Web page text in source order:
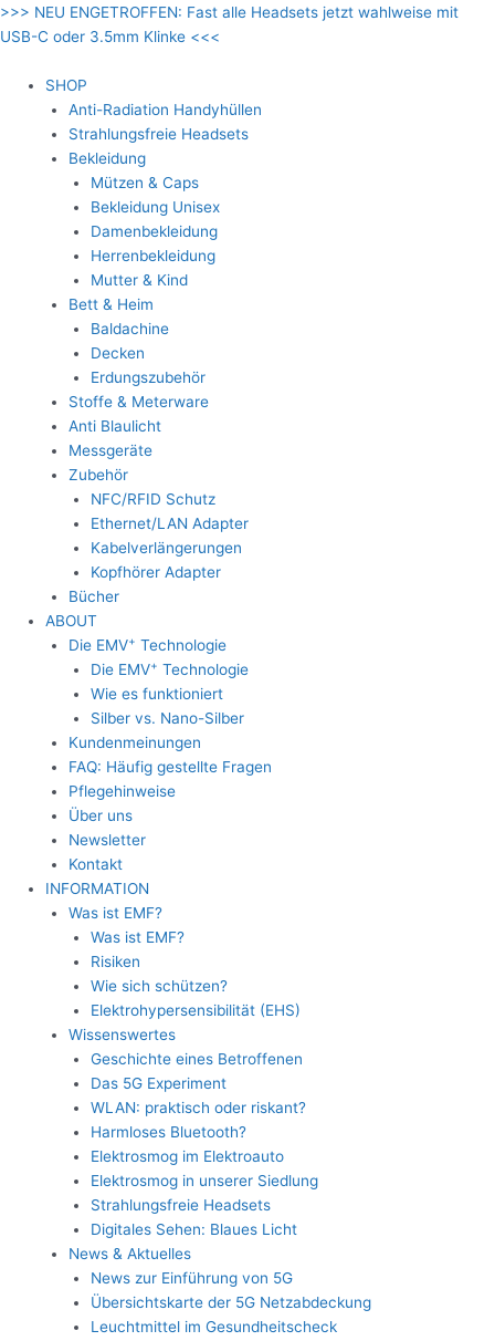
Zum
Inhalt
>>> NEU ENGETROFFEN: Fast alle Headsets jetzt wahlweise mit
USB-C oder 3.5mm Klinke <<<
SHOP
Anti-Radiation Handyhüllen
Strahlungsfreie Headsets
Bekleidung
Mützen & Caps
Bekleidung Unisex
Damenbekleidung
Herrenbekleidung
Mutter & Kind
Bett & Heim
Baldachine
Decken
Erdungszubehör
Stoffe & Meterware
Anti Blaulicht
Messgeräte
Zubehör
NFC/RFID Schutz
Ethernet/LAN Adapter
Kabelverlängerungen
Kopfhörer Adapter
Bücher
ABOUT
Die EMV+ Technologie
Die EMV+ Technologie
Wie es funktioniert
Silber vs. Nano-Silber
Kundenmeinungen
FAQ: Häufig gestellte Fragen
Pflegehinweise
Über uns
Newsletter
Kontakt
INFORMATION
Was ist EMF?
Was ist EMF?
Risiken
Wie sich schützen?
Elektrohypersensibilität (EHS)
Wissenswertes
Geschichte eines Betroffenen
Das 5G Experiment
WLAN: praktisch oder riskant?
Harmloses Bluetooth?
Elektrosmog im Elektroauto
Elektrosmog in unserer Siedlung
Strahlungsfreie Headsets
Digitales Sehen: Blaues Licht
News & Aktuelles
News zur Einführung von 5G
Übersichtskarte der 5G Netzabdeckung
Leuchtmittel im Gesundheitscheck